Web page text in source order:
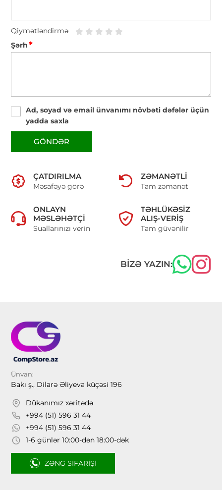
Qiymətləndirmə
Şərh*
Ad, soyad və email ünvanımı növbəti dəfələr üçün
yadda saxla
GÖNDƏR
ÇATDIRILMA
Məsafəyə görə
ZƏMANƏTLI
Tam zəmanət
ONLAYN
MƏSLƏHƏTÇI
Suallarınızı verin
TƏHLÜKƏSIZ
ALIŞ-VERIŞ
Tam güvənilir
BIZƏ YAZIN:
Ünvan:
Bakı ş., Dilarə Əliyeva küçəsi 196
Dükanımız xəritədə
+994 (51) 596 31 44
+994 (51) 596 31 44
1-6 günlər 10:00-dən 18:00-dək
ZƏNG SIFARIŞI